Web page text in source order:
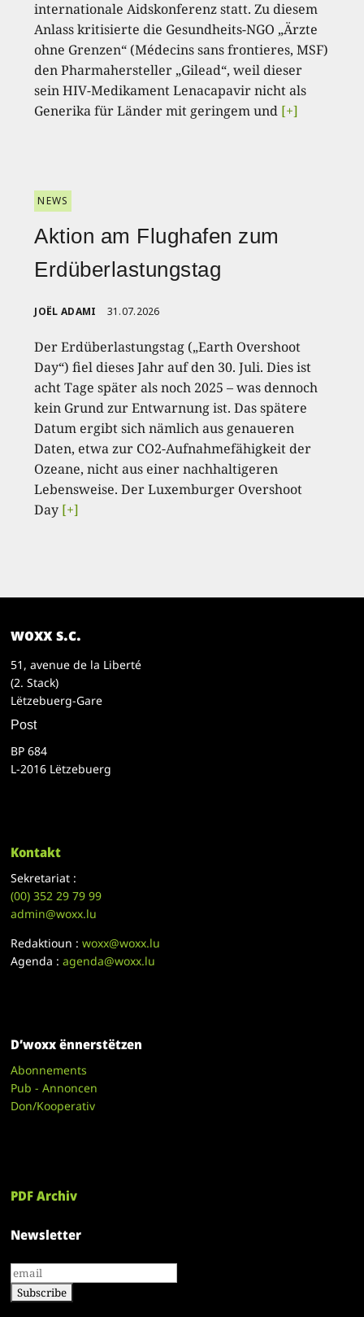
internationale Aidskonferenz statt. Zu diesem
Anlass kritisierte die Gesundheits-NGO „Ärzte
ohne Grenzen“ (Médecins sans frontieres, MSF)
den Pharmahersteller „Gilead“, weil dieser
sein HIV-Medikament Lenacapavir nicht als
Generika für Länder mit geringem und [+]
NEWS
Aktion am Flughafen zum
Erdüberlastungstag
JOËL ADAMI 31.07.2026
Der Erdüberlastungstag („Earth Overshoot
Day“) fiel dieses Jahr auf den 30. Juli. Dies ist
acht Tage später als noch 2025 – was dennoch
kein Grund zur Entwarnung ist. Das spätere
Datum ergibt sich nämlich aus genaueren
Daten, etwa zur CO2-Aufnahmefähigkeit der
Ozeane, nicht aus einer nachhaltigeren
Lebensweise. Der Luxemburger Overshoot
Day [+]
woxx s.c.
51, avenue de la Liberté
(2. Stack)
Lëtzebuerg-Gare
Post
BP 684
L-2016 Lëtzebuerg
Kontakt
Sekretariat :
(00)352 29 79 99
admin@woxx.lu
Redaktioun :woxx@woxx.lu
Agenda :agenda@woxx.lu
D’woxx ënnerstëtzen
Abonnements
Pub - Annoncen
Don/Kooperativ
PDF Archiv
Newsletter